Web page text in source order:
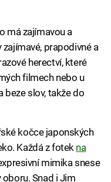
má zajímavou a
prapodivné a
herectví, které
filmech nebo u
beze slov, takže do
kočce japonských
Každá z fotekna
mimika snese
Snad i Jim